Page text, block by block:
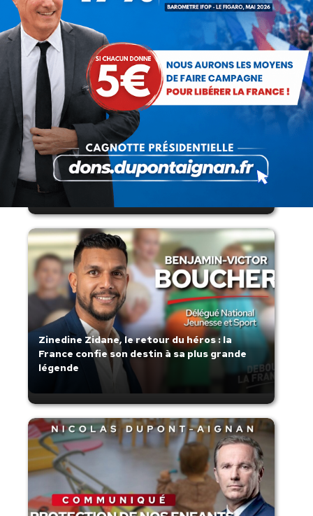
Lorsque tout flambe et que l’État
s’affaisse.
Zinedine Zidane, le retour du héros : la
France confie son destin à sa plus grande
légende